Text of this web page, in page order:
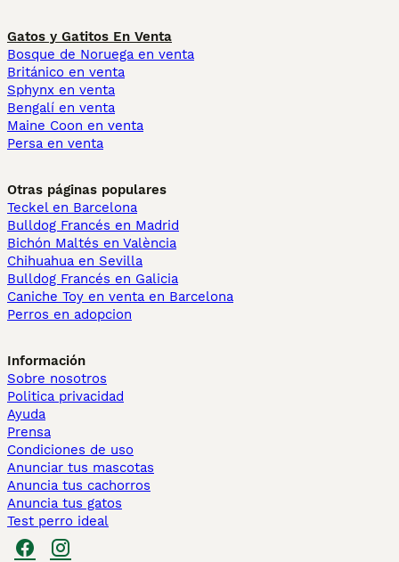
Gatos y Gatitos En Venta
Bosque de Noruega en venta
Británico en venta
Sphynx en venta
Bengalí en venta
Maine Coon en venta
Persa en venta
Otras páginas populares
Teckel en Barcelona
Bulldog Francés en Madrid
Bichón Maltés en València
Chihuahua en Sevilla
Bulldog Francés en Galicia
Caniche Toy en venta en Barcelona
Perros en adopcion
Información
Sobre nosotros
Politica privacidad
Ayuda
Prensa
Condiciones de uso
Anunciar tus mascotas
Anuncia tus cachorros
Anuncia tus gatos
Test perro ideal